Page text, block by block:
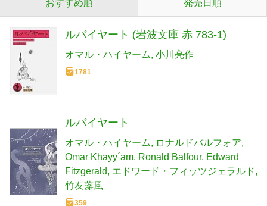
おすすめ順 発売日順
ルバイヤート (岩波文庫 赤 783-1)
オマル・ハイヤーム 小川亮作
1781
ルバイヤート
オマル・ハイヤーム
ロナルドバルフォア
Omar Khayy´am Ronald Balfour Edward
Fitzgerald
エドワード・フィッツジェラルド
竹友藻風
359